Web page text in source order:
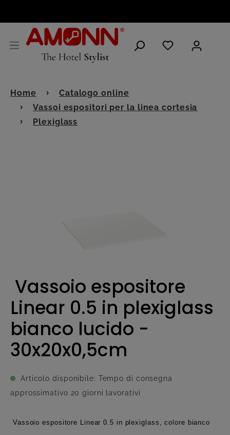
Home
Catalogo online
Vassoi espositori per la linea cortesia
Plexiglass
Vassoio espositore
Linear 0.5 in plexiglass
bianco lucido -
30x20x0,5cm
Articolo disponibile: Tempo di consegna
approssimativo 20 giorni lavorativi
Vassoio espositore Linear 0.5 in plexiglass, colore bianco